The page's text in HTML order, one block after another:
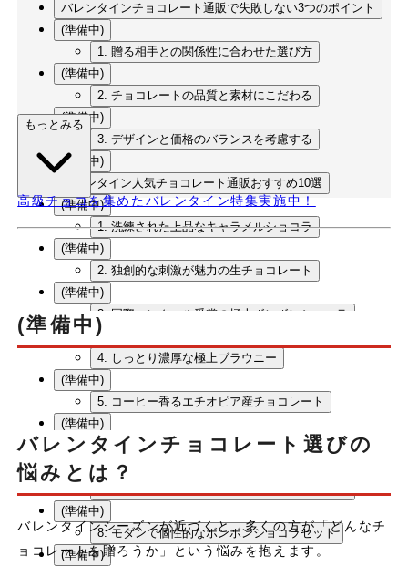
バレンタインチョコレート通販で失敗しない3つのポイント
(準備中)
1. 贈る相手との関係性に合わせた選び方
(準備中)
2. チョコレートの品質と素材にこだわる
(準備中)
3. デザインと価格のバランスを考慮する
(準備中)
バレンタイン人気チョコレート通販おすすめ10選
(準備中)
1. 洗練された上品なキャラメルショコラ
(準備中)
2. 独創的な刺激が魅力の生チョコレート
(準備中)
3. 国際コンクール受賞の極上ボンボンショコラ
(準備中)
4. しっとり濃厚な極上ブラウニー
(準備中)
5. コーヒー香るエチオピア産チョコレート
(準備中)
6. 繊細な味わいの高級焼き菓子セット
(準備中)
(準備中)
8. モダンで個性的なボンボンショコラセット
(準備中)
もっとみる
高級チョコを集めたバレンタイン特集実施中！
(準備中)
バレンタインチョコレート選びの
悩みとは？
バレンタインシーズンが近づくと、多くの方が「どんなチ
ョコレートを贈ろうか」という悩みを抱えます。